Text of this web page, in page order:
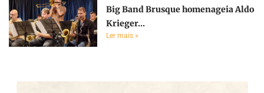
Big Band Brusque homenageia Aldo
Krieger...
Ler mais »